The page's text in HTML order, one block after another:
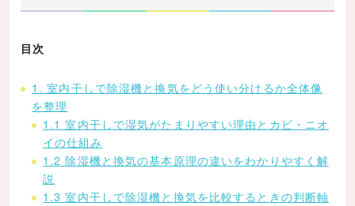
目次
1. 室内干しで除湿機と換気をどう使い分けるか全体像
を整理
1.1 室内干しで湿気がたまりやすい理由とカビ・ニオ
イの仕組み
1.2 除湿機と換気の基本原理の違いをわかりやすく解
説
1.3 室内干しで除湿機と換気を比較するときの判断軸